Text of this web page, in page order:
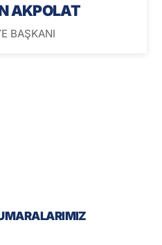
AKPOLAT
BAŞKANI